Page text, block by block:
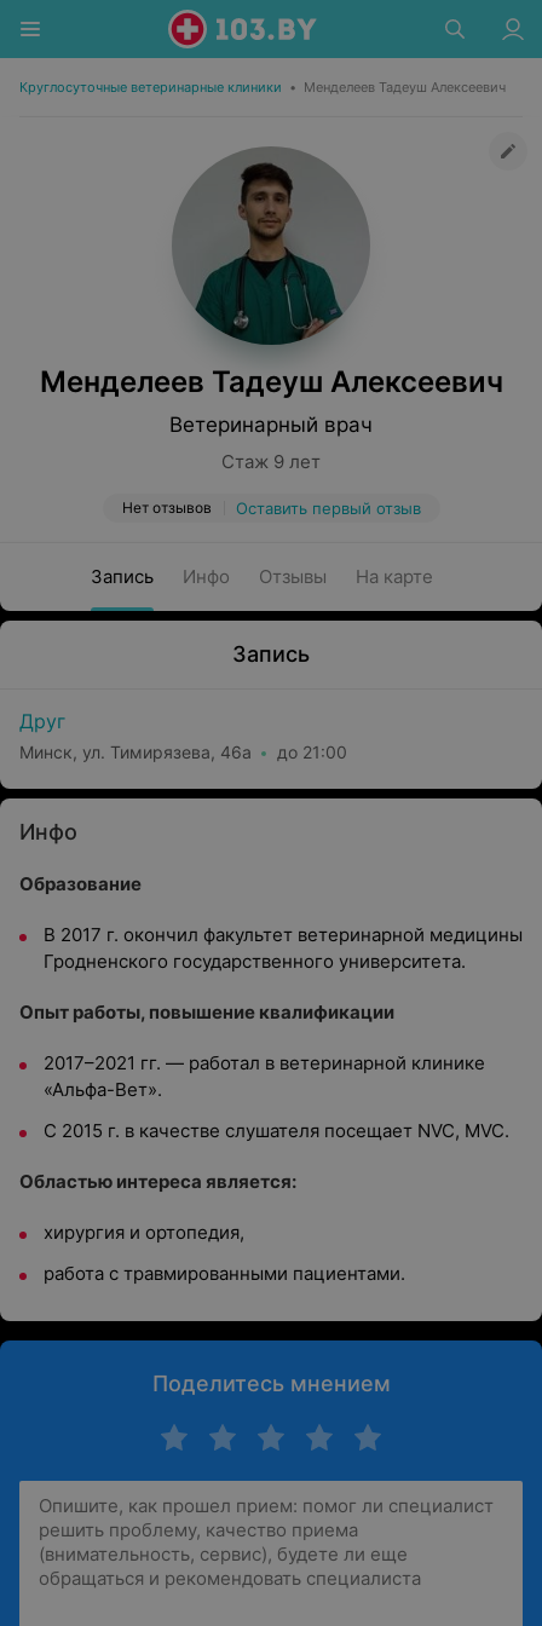
Круглосуточные ветеринарные клиники • Менделеев Тадеуш Алексеевич
Менделеев Тадеуш Алексеевич
Ветеринарный врач
Стаж 9 лет
Нет отзывов Оставить первый отзыв
Запись Инфо Отзывы На карте
Запись
Друг
Минск, ул. Тимирязева, 46а до 21:00
Инфо
Образование
В 2017 г. окончил факультет ветеринарной медицины
Гродненского государственного университета.
Опыт работы, повышение квалификации
2017–2021 гг. — работал в ветеринарной клинике
«Альфа-Вет».
С 2015 г. в качестве слушателя посещает NVC, MVC.
Областью интереса является:
хирургия и ортопедия,
работа с травмированными пациентами.
Поделитесь мнением